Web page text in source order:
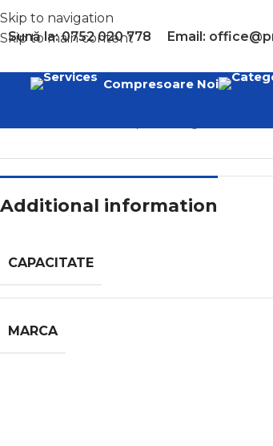
Skip to navigation
Skip to main content
Sună la: 0752 020 778 Email:
Compresoare Noi
Additional information
CAPACITATE
MARCA